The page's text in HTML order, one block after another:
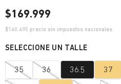
$169.999
$140.495 precio sin impuestos nacionales
35 36 36.5 37